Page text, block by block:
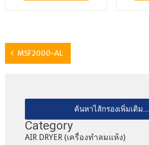
MSF2000-AL
ค้นหาไส้กรองเพิ่มเติม...
Category
AIR DRYER (เครื่องทำลมแห้ง)